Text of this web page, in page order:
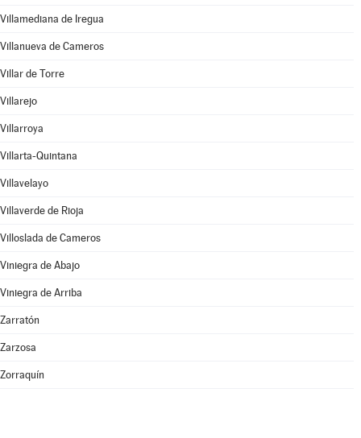
Villamediana de Iregua
Villanueva de Cameros
Villar de Torre
Villarejo
Villarroya
Villarta-Quintana
Villavelayo
Villaverde de Rioja
Villoslada de Cameros
Viniegra de Abajo
Viniegra de Arriba
Zarratón
Zarzosa
Zorraquín